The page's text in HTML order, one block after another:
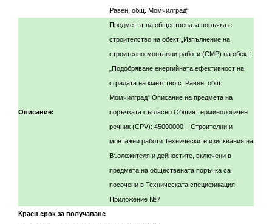
Равен, общ. Момчилград“
Описание:
Предметът на обществената поръчка е
строителство на обект:„Изпълнение на
строително-монтажни работи (СМР) на обект:
„Подобряване енергийната ефективност на
сградата на кметство с. Равен, общ.
Момчилград“ Описание на предмета на
поръчката съгласно Общия терминологичен
речник (CPV): 45000000 – Строителни и
монтажни работи Техническите изисквания на
Възложителя и дейностите, включени в
предмета на обществената поръчка са
посочени в Техническата спецификация
Приложение №7
Краен срок за получаване